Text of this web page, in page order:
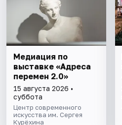
Медиация по
выставке «Адреса
перемен 2.0»
15 августа 2026 •
суббота
Центр современного
искусства им. Сергея
Курёхина